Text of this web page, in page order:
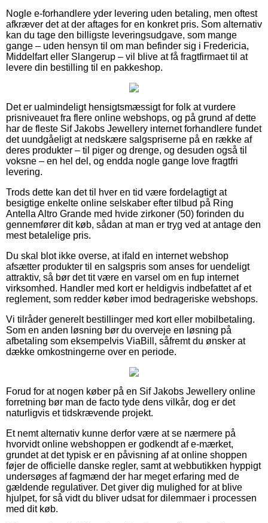
Nogle e-forhandlere yder levering uden betaling, men oftest
afkræver det at der aftages for en konkret pris. Som alternativ
kan du tage den billigste leveringsudgave, som mange
gange – uden hensyn til om man befinder sig i Fredericia,
Middelfart eller Slangerup – vil blive at få fragtfirmaet til at
levere din bestilling til en pakkeshop.
Det er ualmindeligt hensigtsmæssigt for folk at vurdere
prisniveauet fra flere online webshops, og på grund af dette
har de fleste Sif Jakobs Jewellery internet forhandlere fundet
det uundgåeligt at nedskære salgspriserne på en række af
deres produkter – til piger og drenge, og desuden også til
voksne – en hel del, og endda nogle gange love fragtfri
levering.
Trods dette kan det til hver en tid være fordelagtigt at
besigtige enkelte online selskaber efter tilbud på Ring
Antella Altro Grande med hvide zirkoner (50) forinden du
gennemfører dit køb, sådan at man er tryg ved at antage den
mest betalelige pris.
Du skal blot ikke overse, at ifald en internet webshop
afsætter produkter til en salgspris som anses for uendeligt
attraktiv, så bør det tit være en varsel om en fup internet
virksomhed. Handler med kort er heldigvis indbefattet af et
reglement, som redder køber imod bedrageriske webshops.
Vi tilråder generelt bestillinger med kort eller mobilbetaling.
Som en anden løsning bør du overveje en løsning på
afbetaling som eksempelvis ViaBill, såfremt du ønsker at
dække omkostningerne over en periode.
Forud for at nogen køber på en Sif Jakobs Jewellery online
forretning bør man de facto tyde dens vilkår, dog er det
naturligvis et tidskrævende projekt.
Et nemt alternativ kunne derfor være at se nærmere på
hvorvidt online webshoppen er godkendt af e-mærket,
grundet at det typisk er en påvisning af at online shoppen
føjer de officielle danske regler, samt at webbutikken hyppigt
undersøges af fagmænd der har meget erfaring med de
gældende regulativer. Det giver dig mulighed for at blive
hjulpet, for så vidt du bliver udsat for dilemmaer i processen
med dit køb.